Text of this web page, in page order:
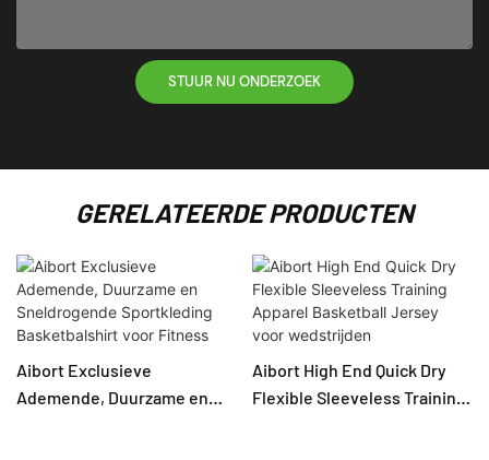
STUUR NU ONDERZOEK
GERELATEERDE PRODUCTEN
Aibort Exclusieve
Ademende, Duurzame en
Aibort High End Quick Dry
Flexible Sleeveless Training